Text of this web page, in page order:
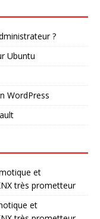
?
Ubuntu
WordPress
et
très prometteur
et